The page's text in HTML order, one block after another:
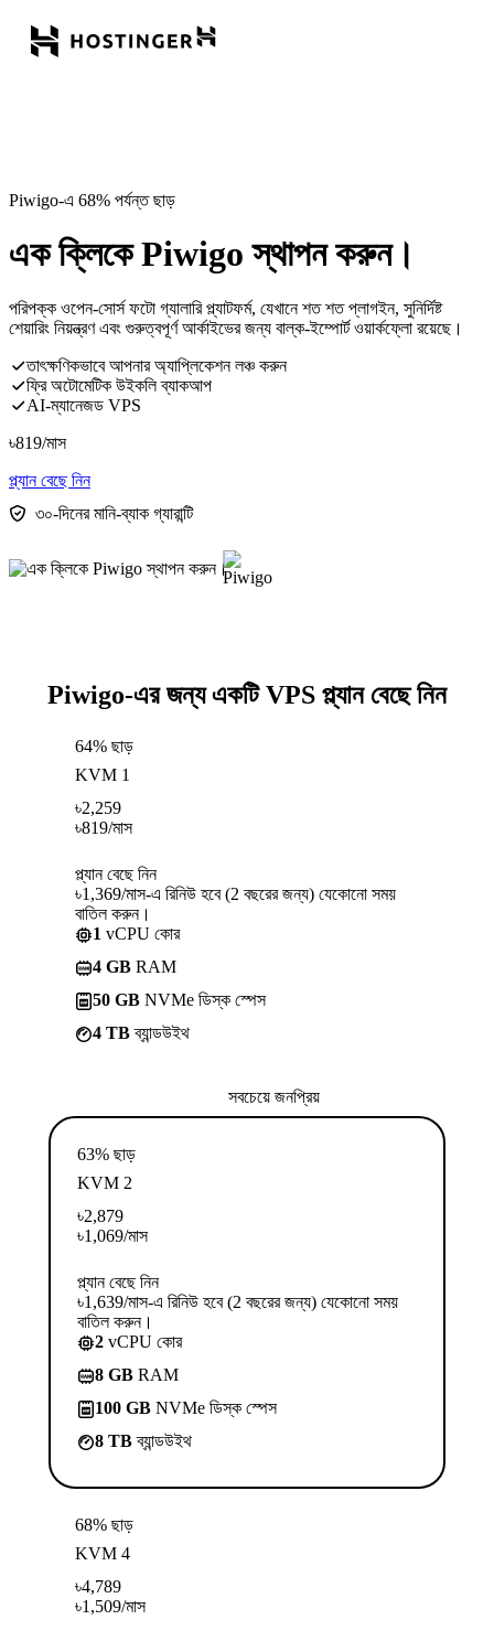
Piwigo-এ 68% পর্যন্ত ছাড়
এক ক্লিকে Piwigo স্থাপন করুন।
পরিপক্ক ওপেন-সোর্স ফটো গ্যালারি প্ল্যাটফর্ম, যেখানে শত শত প্লাগইন, সুনির্দিষ্ট
শেয়ারিং নিয়ন্ত্রণ এবং গুরুত্বপূর্ণ আর্কাইভের জন্য বাল্ক-ইম্পোর্ট ওয়ার্কফ্লো রয়েছে।
তাৎক্ষণিকভাবে আপনার অ্যাপ্লিকেশন লঞ্চ করুন
ফ্রি অটোমেটিক উইকলি ব্যাকআপ
AI-ম্যানেজড VPS
৳819/মাস
প্ল্যান বেছে নিন
৩০-দিনের মানি-ব্যাক গ্যারান্টি
Piwigo-এর জন্য একটি VPS প্ল্যান বেছে নিন
64% ছাড়
KVM 1
৳2,259
৳819/মাস
প্ল্যান বেছে নিন
৳1,369/মাস-এ রিনিউ হবে (2 বছরের জন্য) যেকোনো সময়
বাতিল করুন।
1 vCPU কোর
4 GB RAM
50 GB NVMe ডিস্ক স্পেস
4 TBব্যান্ডউইথ
সবচেয়ে জনপ্রিয়
63% ছাড়
KVM 2
৳2,879
৳1,069/মাস
প্ল্যান বেছে নিন
৳1,639/মাস-এ রিনিউ হবে (2 বছরের জন্য) যেকোনো সময়
বাতিল করুন।
2 vCPU কোর
8 GB RAM
100 GB NVMe ডিস্ক স্পেস
8 TBব্যান্ডউইথ
68% ছাড়
KVM 4
৳4,789
৳1,509/মাস